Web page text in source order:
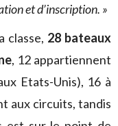
et d’inscription. »
classe, 28 bateaux
, 12 appartiennent
Etats-Unis), 16 à
aux circuits, tandis